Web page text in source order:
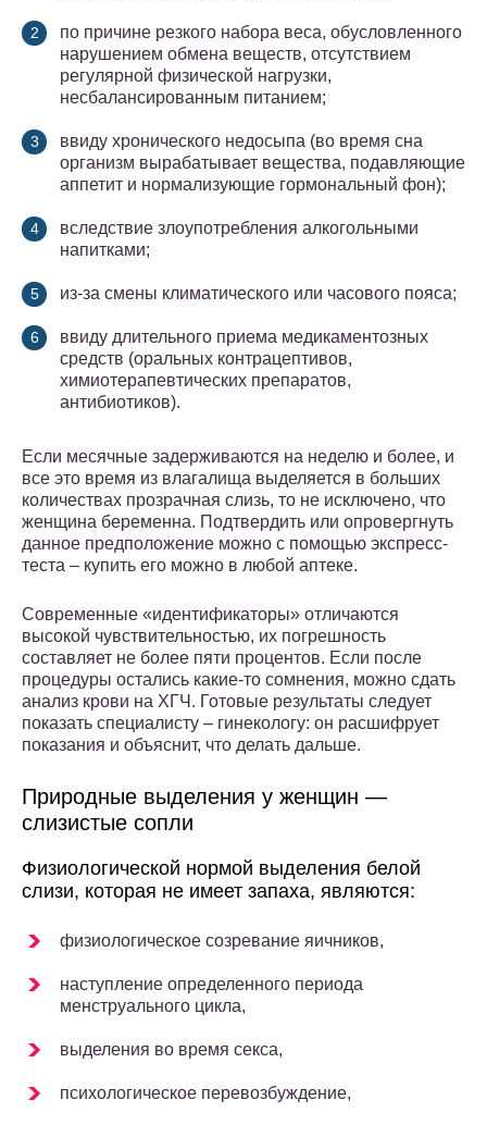
по причине резкого набора веса, обусловленного
нарушением обмена веществ, отсутствием
регулярной физической нагрузки,
несбалансированным питанием;
ввиду хронического недосыпа (во время сна
организм вырабатывает вещества, подавляющие
аппетит и нормализующие гормональный фон);
вследствие злоупотребления алкогольными
напитками;
из-за смены климатического или часового пояса;
ввиду длительного приема медикаментозных
средств (оральных контрацептивов,
химиотерапевтических препаратов,
антибиотиков).
Если месячные задерживаются на неделю и более, и
все это время из влагалища выделяется в больших
количествах прозрачная слизь, то не исключено, что
женщина беременна. Подтвердить или опровергнуть
данное предположение можно с помощью экспресс-
теста – купить его можно в любой аптеке.
Современные «идентификаторы» отличаются
высокой чувствительностью, их погрешность
составляет не более пяти процентов. Если после
процедуры остались какие-то сомнения, можно сдать
анализ крови на ХГЧ. Готовые результаты следует
показать специалисту – гинекологу: он расшифрует
показания и объяснит, что делать дальше.
Природные выделения у женщин —
слизистые сопли
Физиологической нормой выделения белой
слизи, которая не имеет запаха, являются:
физиологическое созревание яичников,
наступление определенного периода
менструального цикла,
выделения во время секса,
психологическое перевозбуждение,